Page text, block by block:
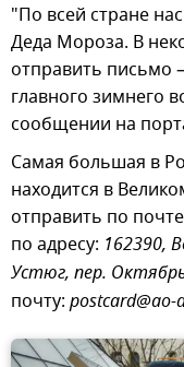
"По всей стране
Деда Мороза. В
отправить письмо
главного зимнего
сообщении на
Самая большая в
находится в
отправить по
по адресу: 162390,
Устюг, пер.
почту: